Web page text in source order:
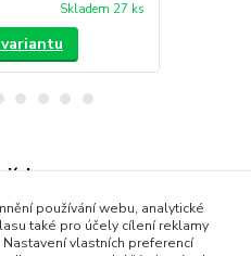
Skladem 27 ks
používání webu, analytické
také pro účely cílení reklamy
vlastních preferencí